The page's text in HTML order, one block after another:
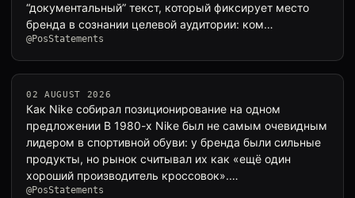
“документальный” текст, который фиксирует место
бренда в сознании целевой аудитории: ком…
@PosStatements
02 AUGUST 2026
Как Nike собирал позиционирование на одном
предложении В 1980-х Nike был не самым очевидным
лидером в спортивной обуви: у бренда были сильные
продукты, но рынок считывал их как «ещё один
хороший производитель кроссовок».…
@PosStatements